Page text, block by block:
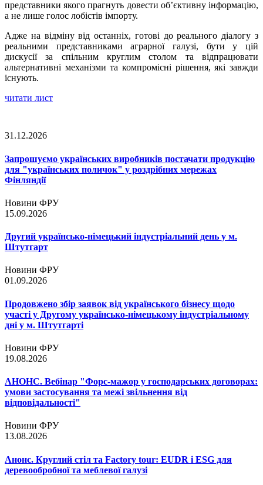
представники якого прагнуть довести об’єктивну інформацію,
а не лише голос лобістів імпорту.
Адже на відміну від останніх, готові до реального діалогу з
реальними представниками аграрної галузі, бути у цій
дискусії за спільним круглим столом та відпрацювати
альтернативні механізми та компромісні рішення, які завжди
існують.
читати лист
31.12.2026
Запрошуємо українських виробників постачати продукцію
для "українських поличок" у роздрібних мережах
Фінляндії
Новини ФРУ
15.09.2026
Другий українсько-німецький індустріальний день у м.
Штутгарт
Новини ФРУ
01.09.2026
Продовжено збір заявок від українського бізнесу щодо
участі у Другому українсько-німецькому індустріальному
дні у м. Штутгарті
Новини ФРУ
19.08.2026
АНОНС. Вебінар "Форс-мажор у господарських договорах:
умови застосування та межі звільнення від
відповідальності"
Новини ФРУ
13.08.2026
Анонс. Круглий стіл та Factory tour: EUDR і ESG для
деревообробної та меблевої галузі